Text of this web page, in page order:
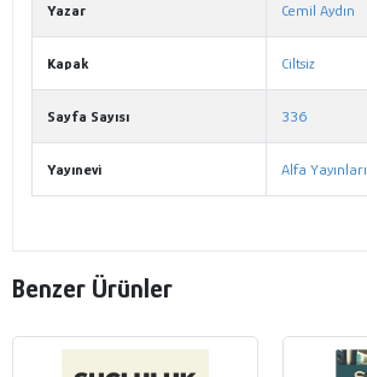
Yazar Cemil Aydın
Kapak Ciltsiz
Sayfa Sayısı 336
Yayınevi Alfa Yayınları
Benzer Ürünler